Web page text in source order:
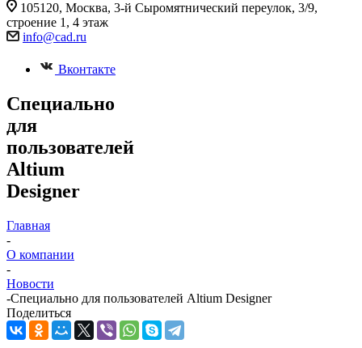
105120, Москва, 3-й Сыромятнический переулок, 3/9,
строение 1, 4 этаж
info@cad.ru
Вконтакте
Специально
для
пользователей
Altium
Designer
Главная
-
О компании
-
Новости
-Специально для пользователей Altium Designer
Поделиться